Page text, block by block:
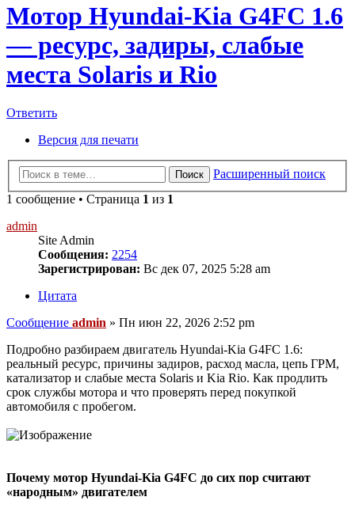
Мотор Hyundai-Kia G4FC 1.6
— ресурс, задиры, слабые
места Solaris и Rio
Ответить
Версия для печати
Поиск
Расширенный поиск
1 сообщение • Страница 1 из 1
admin
Site Admin
Сообщения: 2254
Зарегистрирован: Вс дек 07, 2025 5:28 am
Цитата
Сообщение admin » Пн июн 22, 2026 2:52 pm
Подробно разбираем двигатель Hyundai-Kia G4FC 1.6:
реальный ресурс, причины задиров, расход масла, цепь ГРМ,
катализатор и слабые места Solaris и Kia Rio. Как продлить
срок службы мотора и что проверять перед покупкой
автомобиля с пробегом.
Почему мотор Hyundai-Kia G4FC до сих пор считают
«народным» двигателем